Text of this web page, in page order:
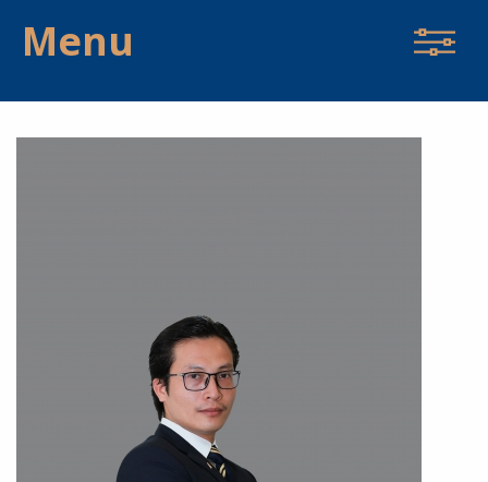
Menu